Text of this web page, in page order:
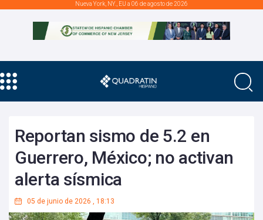
Nueva York, NY., EU a 06 de agosto de 2026
Reportan sismo de 5.2 en
Guerrero, México; no activan
alerta sísmica
05 de junio de 2026 , 18:13